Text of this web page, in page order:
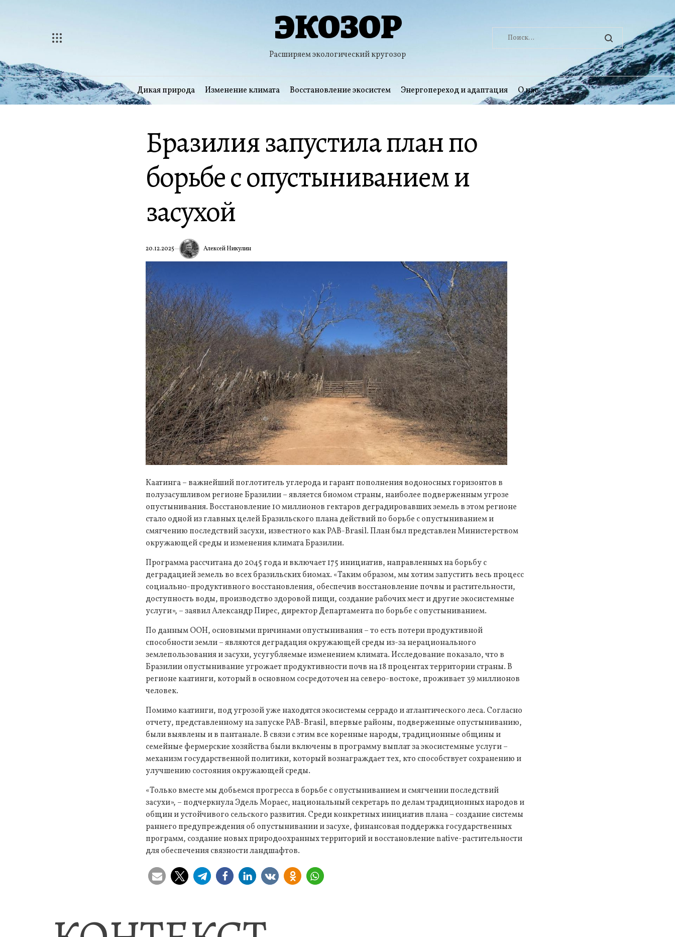
ЭКОЗОР
Расширяем экологический кругозор
Найти:
Дикая природа Изменение климата Восстановление экосистем Энергопереход и адаптация О нас
Бразилия запустила план по
борьбе с опустыниванием и
засухой
20.12.2025 Алексей Никулин
Каатинга – важнейший поглотитель углерода и гарант пополнения водоносных горизонтов в
полузасушливом регионе Бразилии – является биомом страны, наиболее подверженным угрозе
опустынивания. Восстановление 10 миллионов гектаров деградировавших земель в этом регионе
стало одной из главных целей Бразильского плана действий по борьбе с опустыниванием и
смягчению последствий засухи, известного как PAB-Brasil. План был представлен Министерством
окружающей среды и изменения климата Бразилии.
Программа рассчитана до 2045 года и включает 175 инициатив, направленных на борьбу с
деградацией земель во всех бразильских биомах. «Таким образом, мы хотим запустить весь процесс
социально-продуктивного восстановления, обеспечив восстановление почвы и растительности,
доступность воды, производство здоровой пищи, создание рабочих мест и другие экосистемные
услуги», – заявил Александр Пирес, директор Департамента по борьбе с опустыниванием.
По данным ООН, основными причинами опустынивания – то есть потери продуктивной
способности земли – являются деградация окружающей среды из-за нерационального
землепользования и засухи, усугубляемые изменением климата. Исследование показало, что в
Бразилии опустынивание угрожает продуктивности почв на 18 процентах территории страны. В
регионе каатинги, который в основном сосредоточен на северо-востоке, проживает 39 миллионов
человек.
Помимо каатинги, под угрозой уже находятся экосистемы серрадо и атлантического леса. Согласно
отчету, представленному на запуске PAB-Brasil, впервые районы, подверженные опустыниванию,
были выявлены и в пантанале. В связи с этим все коренные народы, традиционные общины и
семейные фермерские хозяйства были включены в программу выплат за экосистемные услуги –
механизм государственной политики, который вознаграждает тех, кто способствует сохранению и
улучшению состояния окружающей среды.
«Только вместе мы добьемся прогресса в борьбе с опустыниванием и смягчении последствий
засухи», – подчеркнула Эдель Мораес, национальный секретарь по делам традиционных народов и
общин и устойчивого сельского развития. Среди конкретных инициатив плана – создание системы
раннего предупреждения об опустынивании и засухе, финансовая поддержка государственных
программ, создание новых природоохранных территорий и восстановление native-растительности
для обеспечения связности ландшафтов.